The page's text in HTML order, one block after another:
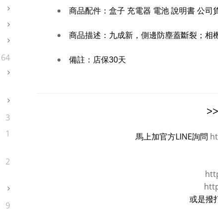
64
3
1
2
9
商品配件： 盒子 充電器 電池 說明書 公司
商品描述： 九成新，側邊防塵蓋斷裂；相
備註： 店保30天
馬上加官方LINE詢問
或是撥